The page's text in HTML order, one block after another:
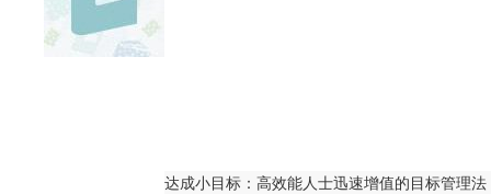
达成小目标：高效能人士迅速增值的目标管理法